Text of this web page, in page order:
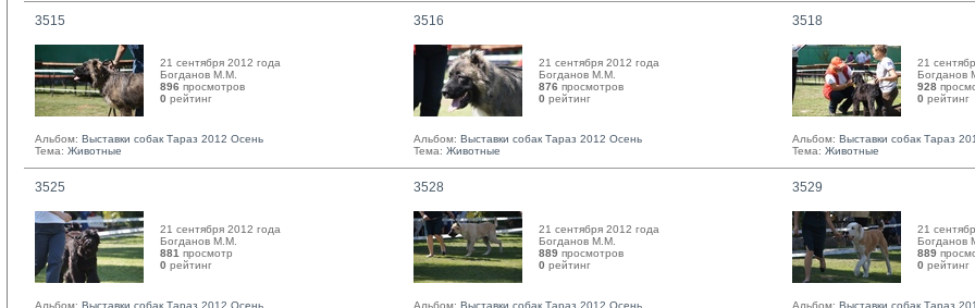
3515
21 сентября 2012 года
Богданов М.М.
896 просмотров
0 рейтинг
Альбом: Выставки собак Тараз 2012 Осень
Тема: Животные
3516
21 сентября 2012 года
Богданов М.М.
876 просмотров
0 рейтинг
Альбом: Выставки собак Тараз 2012 Осень
Тема: Животные
3518
21
Богданов
928
0 рейтинг
Альбом: Выставки собак Тараз
Тема: Животные
3525
21 сентября 2012 года
Богданов М.М.
881 просмотр
0 рейтинг
Альбом: Выставки собак Тараз 2012 Осень
3528
21 сентября 2012 года
Богданов М.М.
889 просмотров
0 рейтинг
Альбом: Выставки собак Тараз 2012 Осень
3529
21
Богданов
889
0 рейтинг
Альбом: Выставки собак Тараз